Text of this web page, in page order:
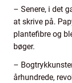
– Senere, i det
at skrive på.
plantefibre og
bøger.
–
århundrede,